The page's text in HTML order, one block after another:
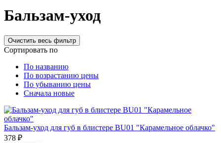
Бальзам-уход
Сортировать по
По названию
По возрастанию цены
По убыванию цены
Сначала новые
Бальзам-уход для губ в блистере BU01 "Карамельное облачко"
378 ₽